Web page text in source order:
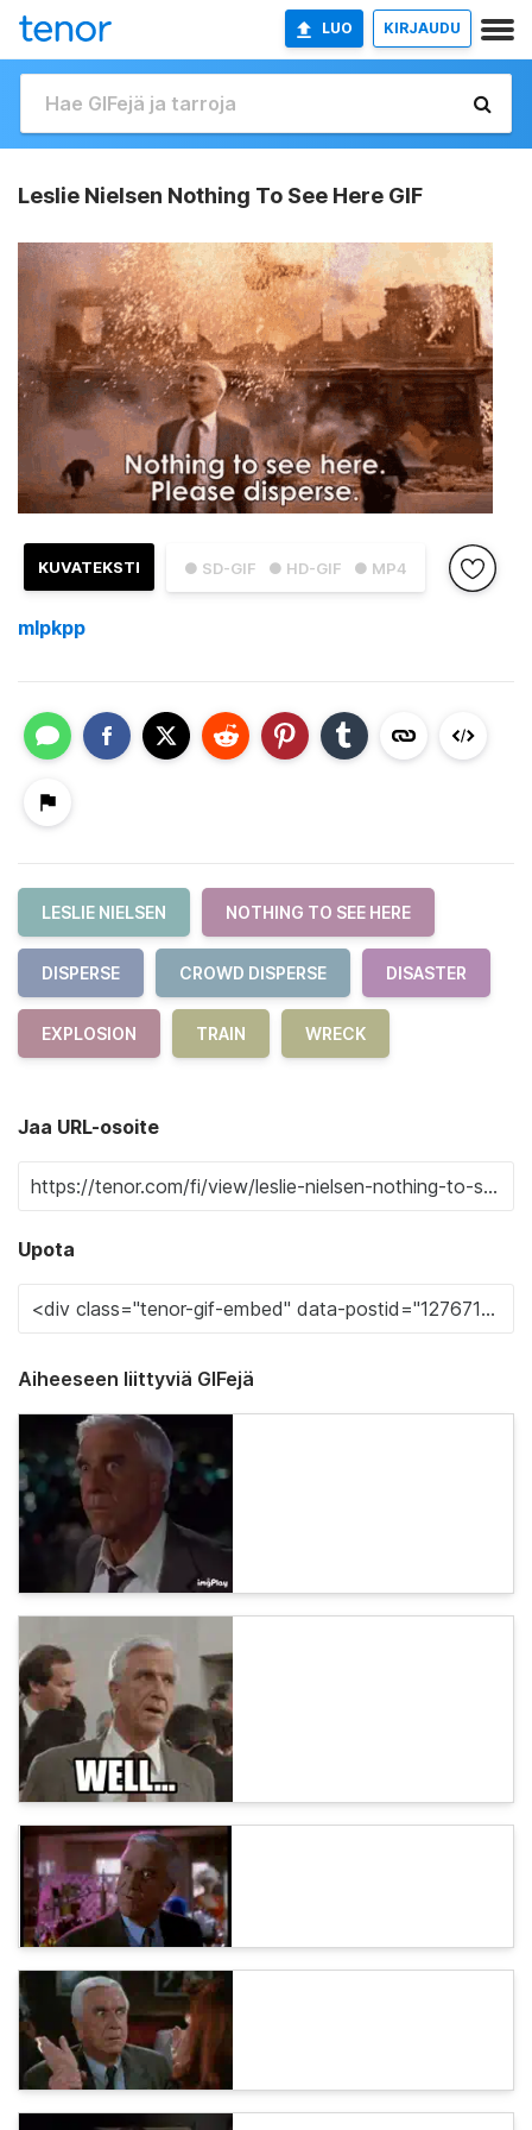
LUO KIRJAUDU
Leslie Nielsen Nothing To See Here GIF
● SD-GIF ● HD-GIF ● MP4
KUVATEKSTI
mlpkpp
LESLIE NIELSEN NOTHING TO SEE HERE
DISPERSE CROWD DISPERSE DISASTER
EXPLOSION TRAIN WRECK
Jaa URL-osoite
Upota
Aiheeseen liittyviä GIFejä